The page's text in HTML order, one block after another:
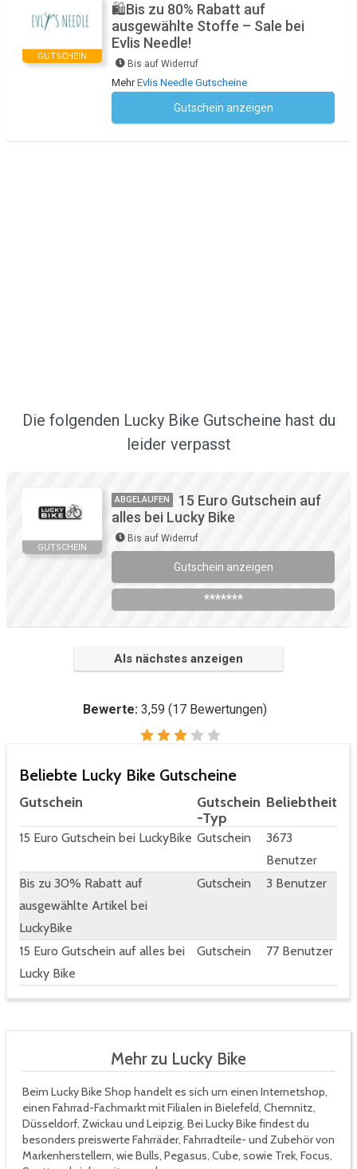
GUTSCHEIN
🛍️Bis zu 80% Rabatt auf
ausgewählte Stoffe – Sale bei
Evlis Needle!
Bis auf Widerruf
MehrEvlis Needle Gutscheine
Gutschein anzeigen
Die folgenden Lucky Bike Gutscheine hast du
leider verpasst
GUTSCHEIN
ABGELAUFEN
15 Euro Gutschein auf
alles bei Lucky Bike
Bis auf Widerruf
Gutschein anzeigen
*******
Als nächstes anzeigen
Bewerte: 3,59 (17Bewertungen)
Beliebte Lucky Bike Gutscheine
Gutschein
Gutschein
-Typ
Beliebtheit
15 Euro Gutschein bei LuckyBike Gutschein
3673
Benutzer
Bis zu 30% Rabatt auf
ausgewählte Artikel bei
LuckyBike
Gutschein 3 Benutzer
15 Euro Gutschein auf alles bei
Lucky Bike
Gutschein 77 Benutzer
Mehr zu Lucky Bike
Beim Lucky Bike Shop handelt es sich um einen Internetshop,
einen Fahrrad-Fachmarkt mit Filialen in Bielefeld, Chemnitz,
Düsseldorf, Zwickau und Leipzig. Bei Lucky Bike findest du
besonders preiswerte Fahrräder, Fahrradteile- und Zubehör von
Markenherstellern, wie Bulls, Pegasus, Cube, sowie Trek, Focus,